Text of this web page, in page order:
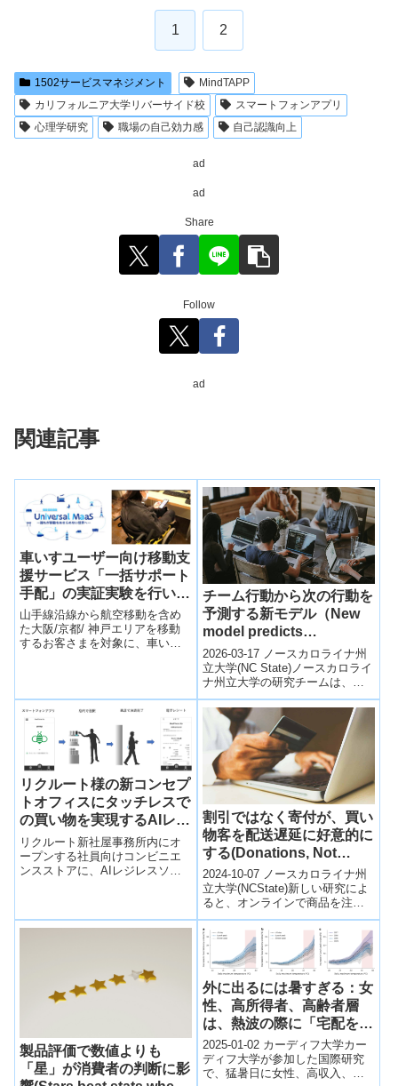
1 2
1502サービスマネジメント
MindTAPP
カリフォルニア大学リバーサイド校
スマートフォンアプリ
心理学研究
職場の自己効力感 自己認識向上
ad
ad
Share
Follow
ad
関連記事
車いすユーザー向け移動支
援サービス「一括サポート
手配」の実証実験を行いま
す
山手線沿線から航空移動を含め
た大阪/京都/ 神戸エリアを移動
するお客さまを対象に、車いす
す。出発地から目的地までの移
動における介助手配を、オンラ
インにて一括で行えるサービス
で、Universal MaaSのコンセプ
トや過去 3 年間に渡る実証実験
結果から考案されました。ご利
用情報を事前に関係交通機関が
共有することで、お客さまのご
移動に関する安心感の向上に資
するかどうかを検証し、すべて
のお客さまがシームレスなモビ
リティサービスを安心してご利
用いただけるよう、検討を進め
チーム行動から次の行動を
予測する新モデル（New
model predicts
collaborative work
steps）
2026-03-17 ノースカロライナ州
立大学(NC State)ノースカロライ
ナ州立大学の研究チームは、チ
ーム内の相互作用データを分析
することで、将来の成果や...
リクルート様の新コンセプ
トオフィスにタッチレスで
の買い物を実現するAIレジ
レスシステムを導入
リクルート新社屋事務所内にオ
ープンする社員向けコンビニエ
ンスストアに、AIレジレスソリ
割引ではなく寄付が、買い
物客を配送遅延に好意的に
する(Donations, Not
Discounts, Make
Shoppers More
Amenable to Delayed
Delivery)
2024-10-07 ノースカロライナ州
立大学(NCState)新しい研究によ
ると、オンラインで商品を注文
する際、消費者は割引よりも慈
善団体への寄付を条件に遅い...
製品評価で数値よりも
「星」が消費者の判断に影
外に出るには暑すぎる：女
性、高所得者、高齢者層
は、熱波の際に「宅配を注
文する」可能性が最も高い
(Too hot to go outside:
female, high-income, and
2025-01-02 カーディフ大学カー
ディフ大学が参加した国際研究
で、猛暑日に女性、高収入、高